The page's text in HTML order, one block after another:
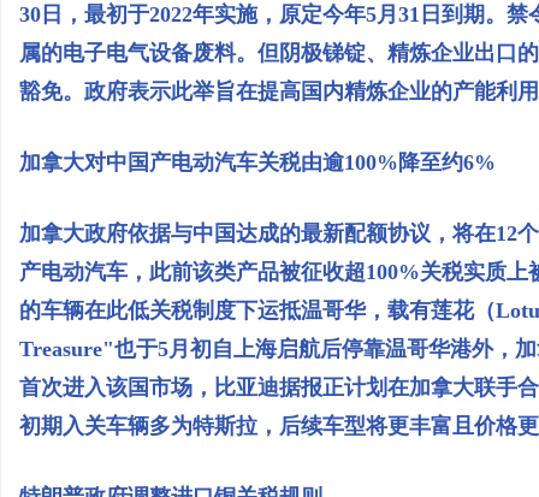
30日，最初于2022年实施，原定今年5月31日到期。
属的电子电气设备废料。但阴极锑锭、精炼企业出口
豁免。政府表示此举旨在提高国内精炼企业的产能利
加拿大对中国产电动汽车关税由逾100%降至约6%
加拿大政府依据与中国达成的最新配额协议，将在12
产电动汽车，此前该类产品被征收超100%关税实质
的车辆在此低关税制度下运抵温哥华，载有莲花（
Treasure"也于5月初自上海启航后停靠温哥华港外，
首次进入该国市场，比亚迪据报正计划在加拿大联手
初期入关车辆多为特斯拉，后续车型将更丰富且价格